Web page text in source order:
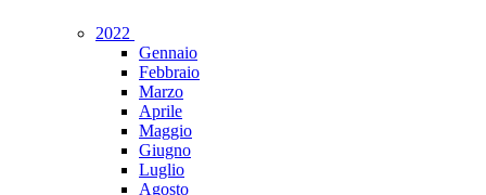
2022
Gennaio
Febbraio
Marzo
Aprile
Maggio
Giugno
Luglio
Agosto